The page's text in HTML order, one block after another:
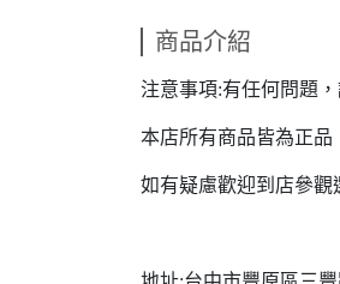
商品介紹
注意事項:有任何問題
本店所有商品皆為正品
如有疑慮歡迎到店參觀